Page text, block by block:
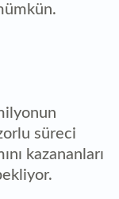
süreci
kazananları